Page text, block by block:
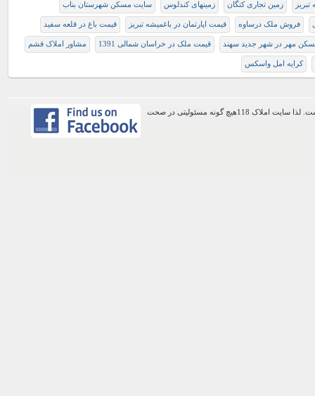
زمین تجاری کنگان زمینهای کندلوس سایت مسکن شهرستان بناب
فروش ملک درساوه قیمت اپارتمان در باغمیشه تبریز قیمت باغ در قلعه سفید
مهر در شهر جدید سهند قیمت ملک در خراسان شمالی 1391 مشاور املاک قشم
کرایه امل واسکس
اطلاعات موجود در این وب سایت از طریق کاربران عمومی سایت ثبت شده است. لذا سایت املاک 118هیچ گونه مسئولیتی در صحت